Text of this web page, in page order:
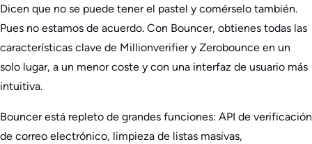
Dicen que no se puede tener el pastel y comérselo también.
Pues no estamos de acuerdo. Con Bouncer, obtienes todas las
características clave de Millionverifier y Zerobounce en un
solo lugar, a un menor coste y con una interfaz de usuario más
intuitiva.
Bouncer está repleto de grandes funciones: API de verificación
de correo electrónico, limpieza de listas masivas,